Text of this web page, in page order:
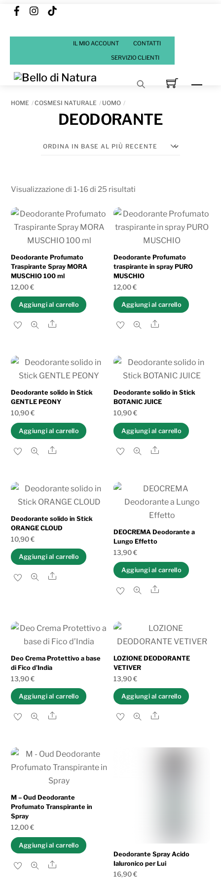
Skip
content
FacebookInstagram
IL MIO ACCOUNT CONTATTI
SERVIZIO CLIENTI
HOME COSMESI NATURALE UOMO
DEODORANTE
Visualizzazione di 1-16 di 25 risultati
base
al
più
recente
Deodorante Profumato
Traspirante Spray MORA
MUSCHIO 100 ml
12,00€
Aggiungi al carrello
Share
Deodorante Profumato
traspirante in spray PURO
MUSCHIO
12,00€
Aggiungi al carrello
Share
Deodorante solido in Stick
GENTLE PEONY
10,90€
Aggiungi al carrello
Share
Deodorante solido in Stick
BOTANIC JUICE
10,90€
Aggiungi al carrello
Share
Deodorante solido in Stick
ORANGE CLOUD
10,90€
Aggiungi al carrello
Share
DEOCREMA Deodorante a
Lungo Effetto
13,90€
Aggiungi al carrello
Share
Deo Crema Protettivo a base
di Fico d’India
13,90€
Aggiungi al carrello
Share
LOZIONE DEODORANTE
VETIVER
13,90€
Aggiungi al carrello
Share
M – Oud Deodorante
Profumato Transpirante in
Spray
12,00€
Aggiungi al carrello
Share
Deodorante Spray Acido
Ialuronico per Lui
16,90€